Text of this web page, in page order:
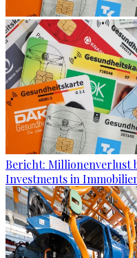
Bericht: Millionenverlust
Investments in